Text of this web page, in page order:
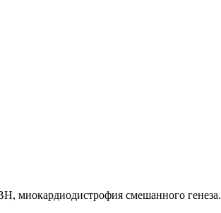
миокардиодистрофия смешанного генеза.